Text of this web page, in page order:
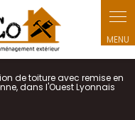
de toiture avec remise en
dans l'Ouest Lyonnais